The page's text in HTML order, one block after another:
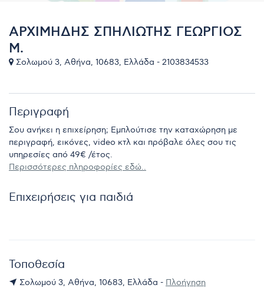
ΑΡΧΙΜΗΔΗΣ ΣΠΗΛΙΩΤΗΣ ΓΕΩΡΓΙΟΣ
Μ.
Σολωμού 3, Αθήνα, 10683, Ελλάδα - 2103834533
Περιγραφή
Σου ανήκει η επιχείρηση; Εμπλούτισε την καταχώρηση με
περιγραφή, εικόνες, video κτλ και πρόβαλε όλες σου τις
υπηρεσίες από 49€ /έτος.
Περισσότερες πληροφορίες εδώ..
Επιχειρήσεις για παιδιά
Τοποθεσία
Σολωμού 3, Αθήνα, 10683, Ελλάδα - Πλοήγηση